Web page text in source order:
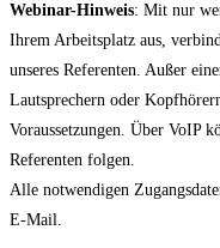
Webinar-Hinweis: Mit nur
Ihrem Arbeitsplatz aus,
unseres Referenten. Außer
Lautsprechern oder
Voraussetzungen. Über VoIP
Referenten folgen.
Alle notwendigen
E-Mail.